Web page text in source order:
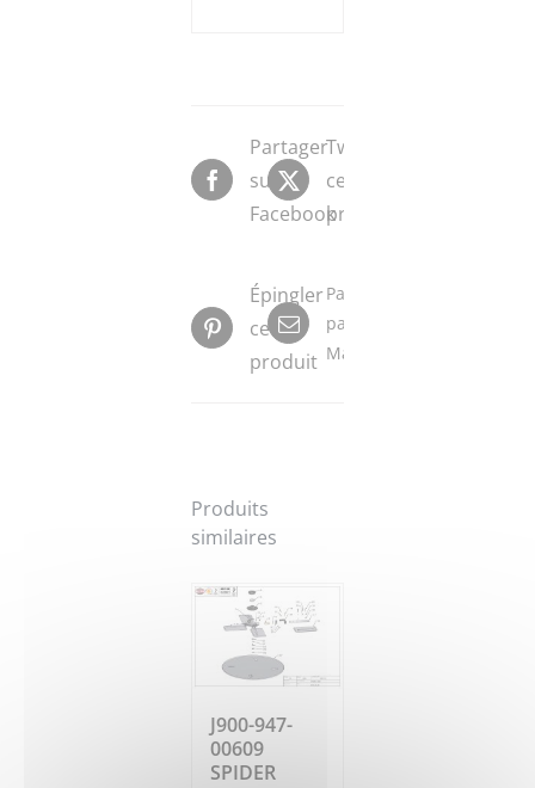
Partager
sur
Facebook
Tweeter
ce
produit
Épingler
ce
produit
Partager
par
Mail
Produits
similaires
J900-947-
00609
SPIDER